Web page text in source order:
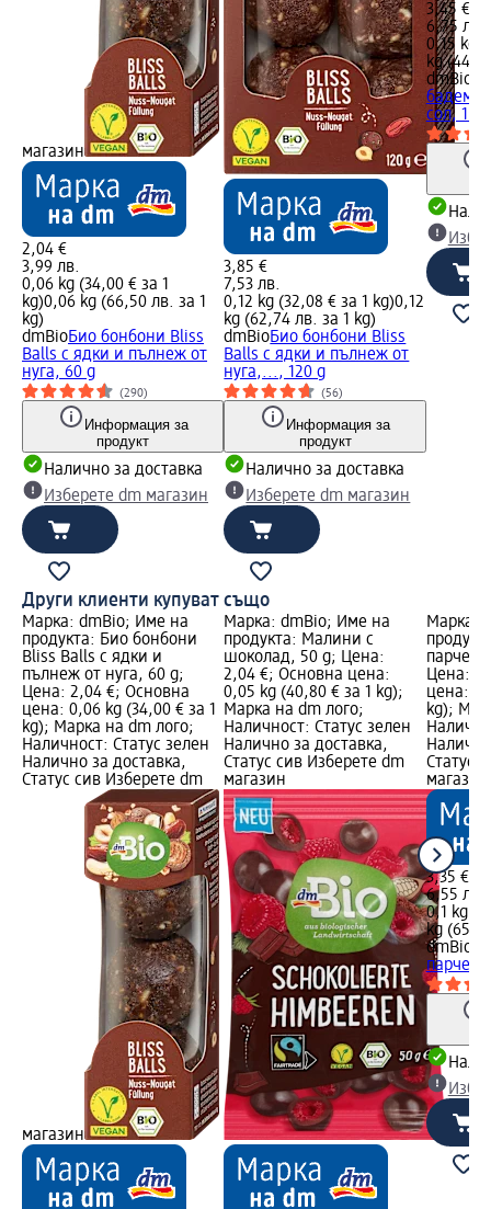
магазин
2,04 €
3,99 лв.
0,06 kg (34,00 € за 1
kg)0,06 kg (66,50 лв. за 1
kg)
dmBioБио бонбони Bliss
Balls с ядки и пълнеж от
нуга, 60 g
(290)
Информация за
продукт
Налично за доставка
Изберете dm магазин
3,85 €
7,53 лв.
0,12 kg (32,08 € за 1 kg)0,12
kg (62,74 лв. за 1 kg)
dmBioБио бонбони Bliss
Balls с ядки и пълнеж от
нуга,..., 120 g
(56)
Информация за
продукт
Налично за доставка
Изберете dm магазин
3,45 €
6,75 лв.
0,15 kg
kg
dmBio
бадеми
сол, 150
Други клиенти купуват също
Марка: dmBio; Име на
продукта: Био бонбони
Bliss Balls с ядки и
пълнеж от нуга, 60 g;
Цена: 2,04 €; Основна
цена: 0,06 kg (34,00 € за 1
kg); Марка на dm лого;
Наличност: Статус зелен
Налично за доставка,
Статус сив Изберете dm
магазин
Марка: dmBio; Име на
продукта: Малини с
шоколад, 50 g; Цена:
2,04 €; Основна цена:
0,05 kg (40,80 € за 1 kg);
Марка на dm лого;
Наличност: Статус зелен
Налично за доставка,
Статус сив Изберете dm
магазин
Марка:
Цена:
цена:
kg);
Статус
магазин
3,35 €
6,55 лв.
0,1 kg
kg
dmBio